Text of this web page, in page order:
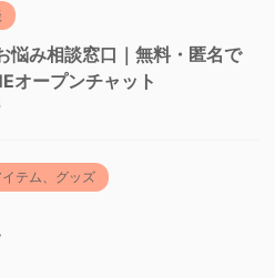
悩み相談窓口｜無料・匿名で
オープンチャット
テム、グッズ